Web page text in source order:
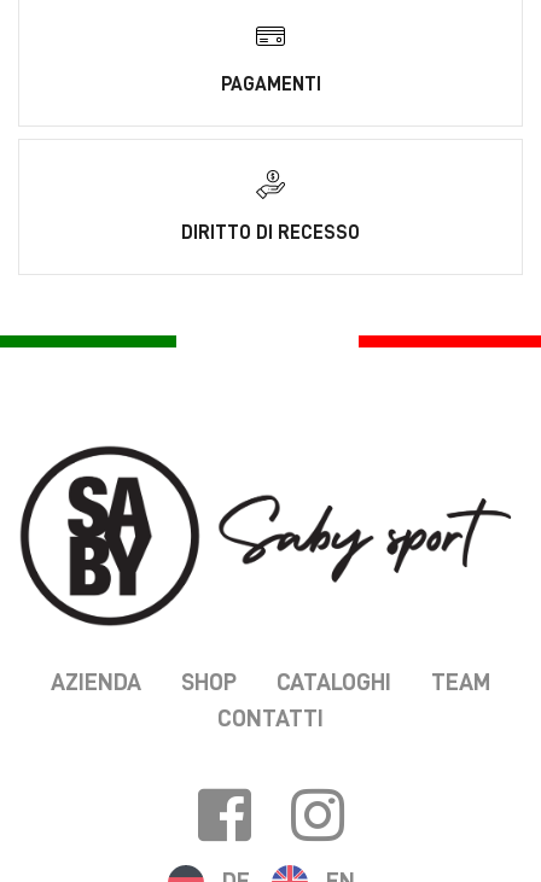
PAGAMENTI
DIRITTO DI RECESSO
AZIENDA SHOP CATALOGHI
TEAM
CONTATTI